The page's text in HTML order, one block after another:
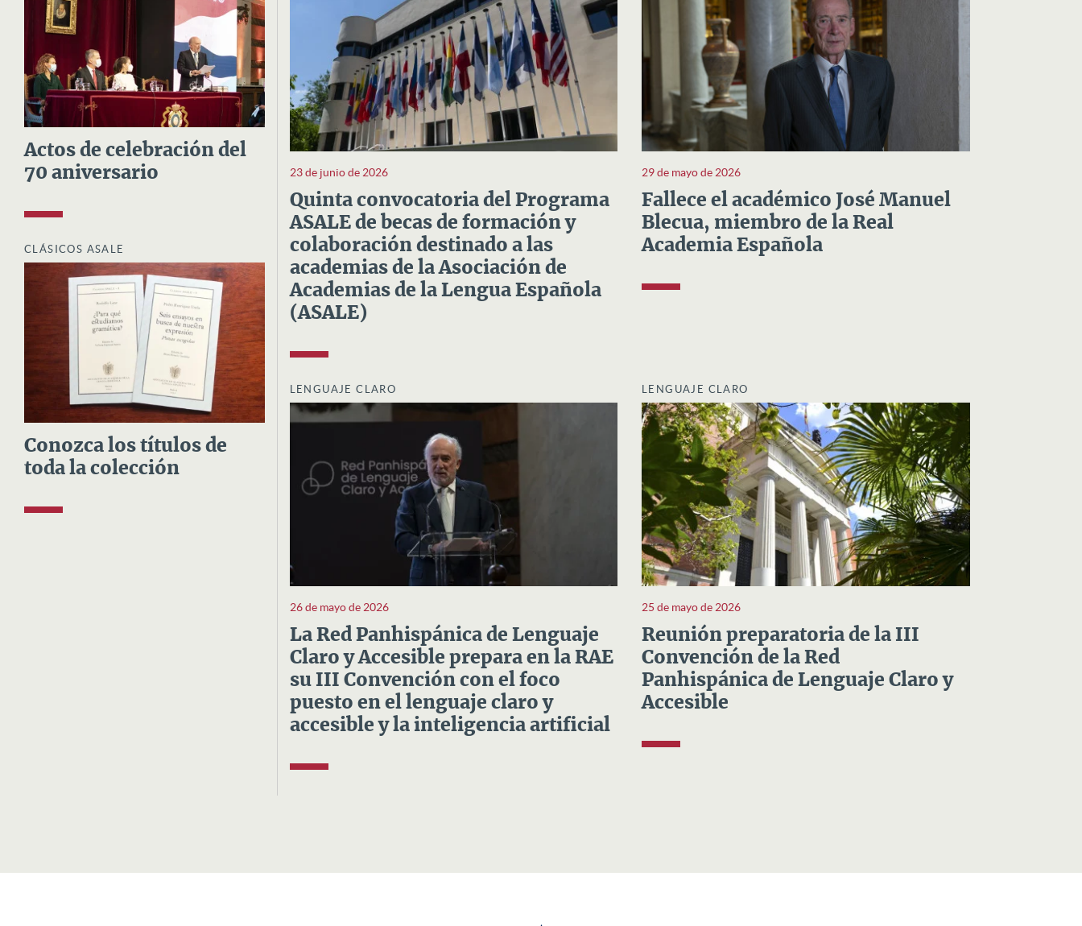
Actos de celebración del
70 aniversario
CLÁSICOS ASALE
Conozca los títulos de
toda la colección
23 de junio de 2026
Quinta convocatoria del Programa
ASALE de becas de formación y
colaboración destinado a las
academias de la Asociación de
Academias de la Lengua Española
(ASALE)
29 de mayo de 2026
Fallece el académico José Manuel
Blecua, miembro de la Real
Academia Española
LENGUAJE CLARO
26 de mayo de 2026
La Red Panhispánica de Lenguaje
Claro y Accesible prepara en la RAE
su III Convención con el foco
puesto en el lenguaje claro y
accesible y la inteligencia artificial
LENGUAJE CLARO
25 de mayo de 2026
Reunión preparatoria de la III
Convención de la Red
Panhispánica de Lenguaje Claro y
Accesible